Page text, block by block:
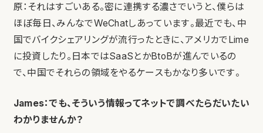
原：それはすごいある。密に連携する濃さでいうと、僕らは
ほぼ毎日、みんなでWeChatしあっています。最近でも、中
国でバイクシェアリングが流行ったときに、アメリカでLime
に投資したり。日本ではSaaSとかBtoBが進んでいるの
で、中国でそれらの領域をやるケースもかなり多いです。
James：でも、そういう情報ってネットで調べたらだいたい
わかりませんか？